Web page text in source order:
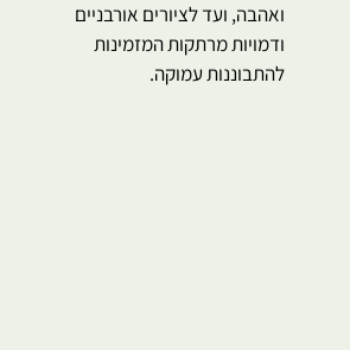
ואהבה, ועד לציורים אורבניים
ודמויות מרתקות המזמינות
להתבוננות עמוקה.